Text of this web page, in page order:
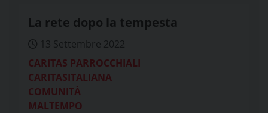
La rete dopo la tempesta
13 Settembre 2022
CARITAS PARROCCHIALI
CARITASITALIANA
COMUNITÀ
MALTEMPO